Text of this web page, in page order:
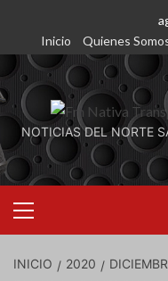
contenido
Inicio
Quienes
NOTICIAS DEL NORTE
primario
INICIO 2020